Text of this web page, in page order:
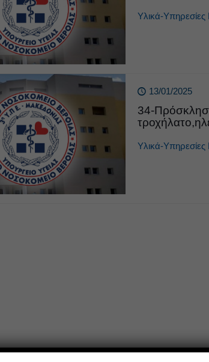
Υλικά-Υπηρεσίες
13/01/2025
34-
Υλικά-Υπηρεσίες